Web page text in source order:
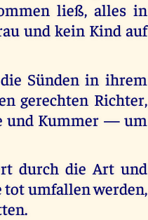
ließ, alles in
und kein Kind auf
Sünden in ihrem
gerechten Richter,
und Kummer — um
durch die Art und
tot umfallen werden,